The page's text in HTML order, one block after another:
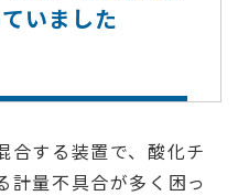
いました
合する装置で、酸化チ
計量不具合が多く困っ